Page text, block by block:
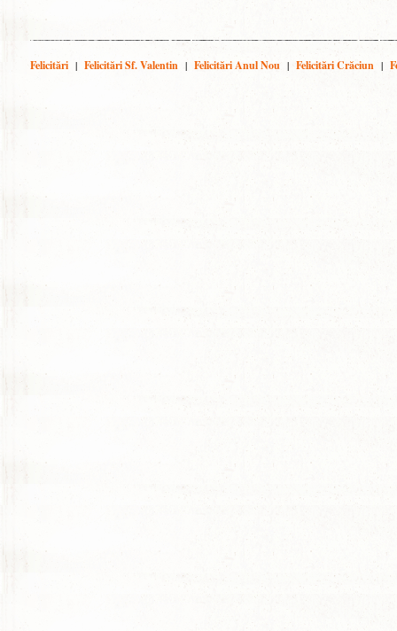
Felicitări | Felicitări Sf. Valentin | Felicitări Anul Nou | Felicitări Crăciun |